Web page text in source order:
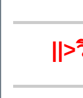
||>